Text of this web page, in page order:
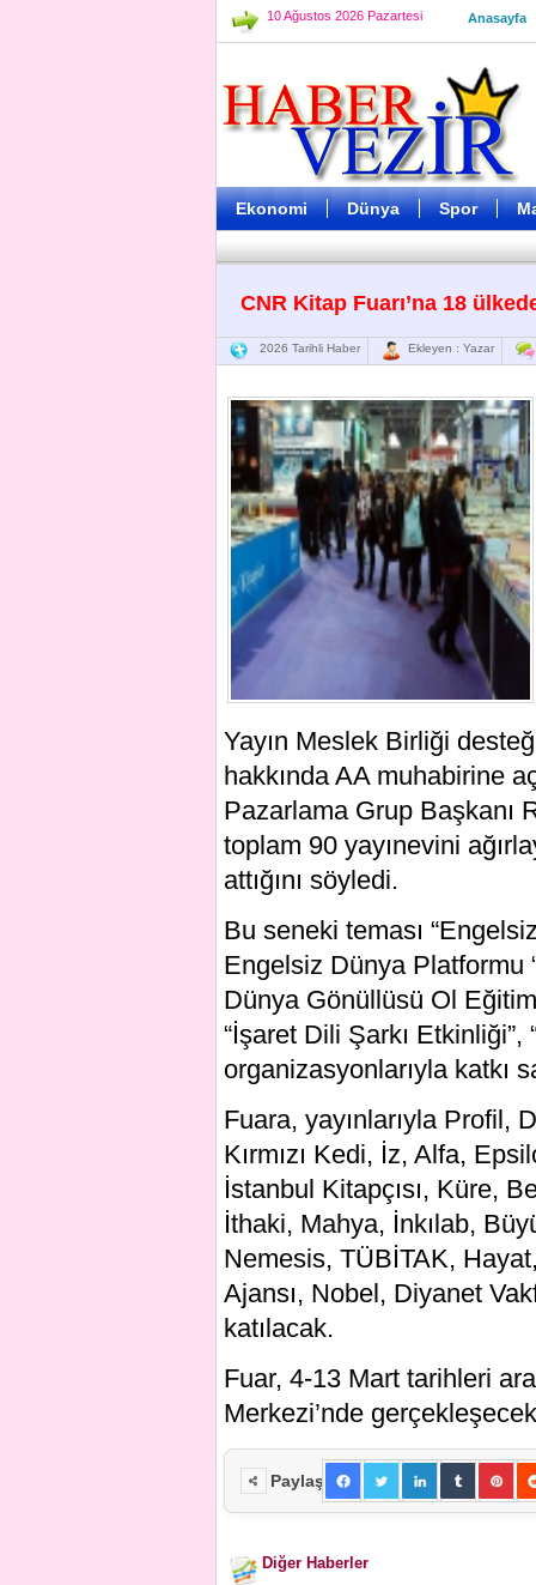
10 Ağustos 2026 Pazartesi Anasayfa
Ekonomi Dünya Spor
CNR Kitap Fuarı’na 18
2026 Tarihli Haber Ekleyen : Yazar
Yayın Meslek Birliği
hakkında AA muhabirine
Pazarlama Grup Başkanı
toplam 90 yayınevini
attığını söyledi.
Bu seneki teması
Engelsiz Dünya Platformu
Dünya Gönüllüsü Ol
“İşaret Dili Şarkı Etkinliği”,
organizasyonlarıyla katkı
Fuara, yayınlarıyla Profil,
Kırmızı Kedi, İz, Alfa,
İstanbul Kitapçısı, Küre,
İthaki, Mahya, İnkılab,
Nemesis, TÜBİTAK,
Ajansı, Nobel, Diyanet
katılacak.
Fuar, 4-13 Mart tarihleri
Merkezi’nde
Paylaş
Diğer Haberler